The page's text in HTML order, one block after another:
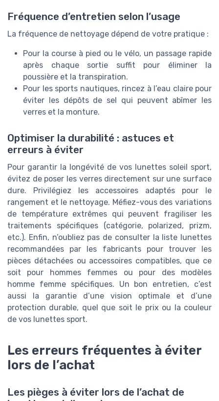
Fréquence d’entretien selon l’usage
La fréquence de nettoyage dépend de votre pratique :
Pour la course à pied ou le vélo, un passage rapide
après chaque sortie suffit pour éliminer la
poussière et la transpiration.
Pour les sports nautiques, rincez à l’eau claire pour
éviter les dépôts de sel qui peuvent abîmer les
verres et la monture.
Optimiser la durabilité : astuces et
erreurs à éviter
Pour garantir la longévité de vos lunettes soleil sport,
évitez de poser les verres directement sur une surface
dure. Privilégiez les accessoires adaptés pour le
rangement et le nettoyage. Méfiez-vous des variations
de température extrêmes qui peuvent fragiliser les
traitements spécifiques (catégorie, polarized, prizm,
etc.). Enfin, n’oubliez pas de consulter la liste lunettes
recommandées par les fabricants pour trouver les
pièces détachées ou accessoires compatibles, que ce
soit pour hommes femmes ou pour des modèles
homme femme spécifiques. Un bon entretien, c’est
aussi la garantie d’une vision optimale et d’une
protection durable, quel que soit le prix ou la couleur
de vos lunettes sport.
Les erreurs fréquentes à éviter
lors de l’achat
Les pièges à éviter lors de l’achat de